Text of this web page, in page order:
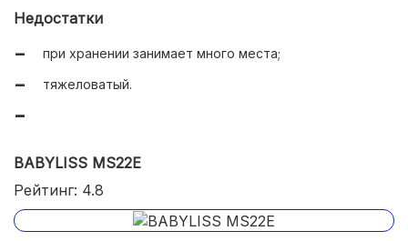
Недостатки
при хранении занимает много места;
тяжеловатый.
BABYLISS MS22E
Рейтинг: 4.8